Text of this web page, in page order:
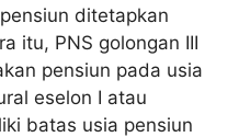
ditetapkan
itu, PNS golongan III
pensiun pada usia
eselon I atau
batas usia pensiun